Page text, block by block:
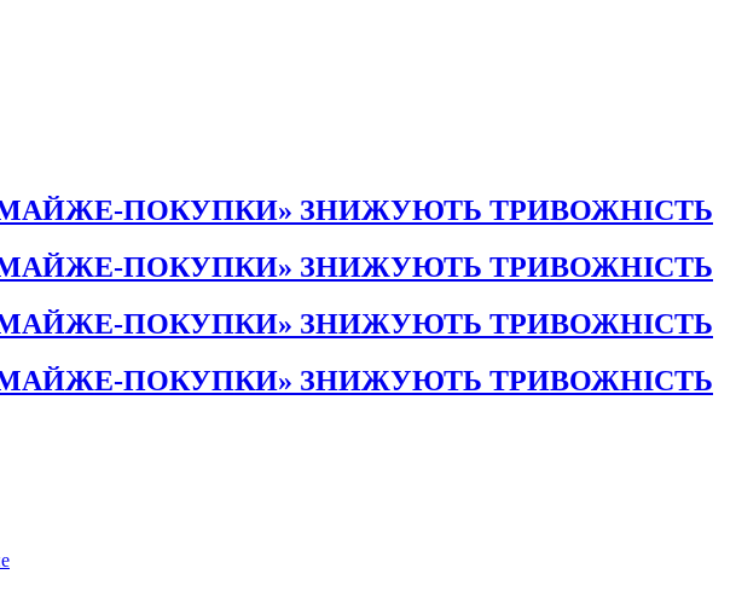
ПОКУПКИ» ЗНИЖУЮТЬ ТРИВОЖНІСТЬ
ПОКУПКИ» ЗНИЖУЮТЬ ТРИВОЖНІСТЬ
ПОКУПКИ» ЗНИЖУЮТЬ ТРИВОЖНІСТЬ
ПОКУПКИ» ЗНИЖУЮТЬ ТРИВОЖНІСТЬ